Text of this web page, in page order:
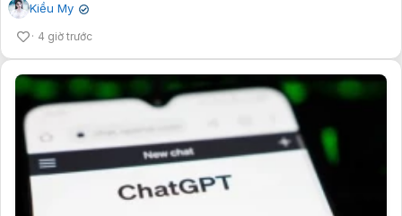
Kiều My ✔
4 giờ trước